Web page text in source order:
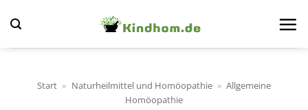
Inhalt
springen
Start » Naturheilmittel und Homöopathie » Allgemeine
Homöopathie